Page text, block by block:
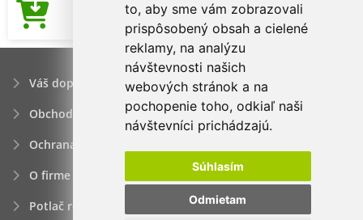
to, aby sme vám zobrazovali
prispôsobený obsah a cielené
reklamy, na analýzu
návštevnosti našich
webových stránok a na
pochopenie toho, odkiaľ naši
návštevníci prichádzajú.
Súhlasím
Odmietam
Cena od 2,23€
Váš dopyt
Obchodné podmienky
Ochrana osobných údajov
O firme
Potlač reklamných predmetov